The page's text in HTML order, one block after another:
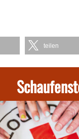
teilen